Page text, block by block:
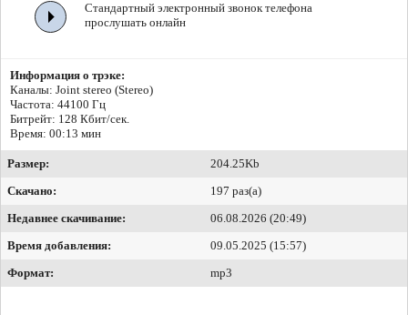
Стандартный электронный звонок телефона
прослушать онлайн
Информация о трэке:
Каналы: Joint stereo (Stereo)
Частота: 44100 Гц
Битрейт: 128 Кбит/сек.
Время: 00:13 мин
Размер:
204.25Kb
Скачано:
197 раз(а)
Недавнее скачивание:
06.08.2026 (20:49)
Время добавления:
09.05.2025 (15:57)
Формат:
mp3